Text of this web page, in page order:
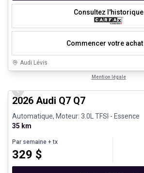
Consultez l'historique
Commencer votre achat
Audi Lévis
Mention légale
Previous slide
2026 Audi Q7 Q7
Automatique, Moteur: 3.0L TFSI - Essence
35 km
Par semaine + tx
329 $